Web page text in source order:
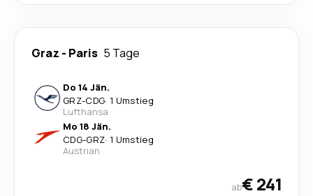
Graz - Paris 5 Tage
Do 14 Jän.
GRZ-CDG· 1 Umstieg
Lufthansa
Mo 18 Jän.
CDG-GRZ· 1 Umstieg
Austrian
ab€ 241